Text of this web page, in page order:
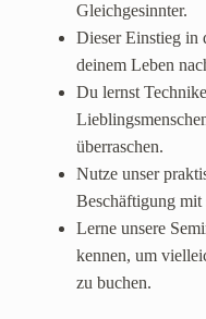
Gleichgesinnter.
Dieser Einstieg in
deinem Leben
Du lernst
überraschen.
Nutze unser
Beschäftigung
Lerne unsere
kennen, um
zu buchen.